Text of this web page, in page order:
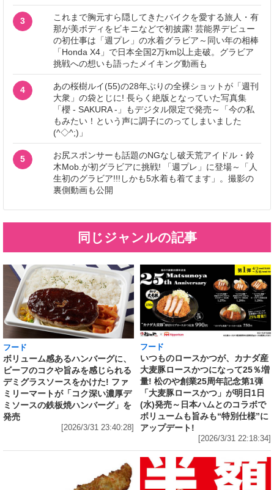
3
これまで胸元すら隠してきたバイクを愛する旅人・有
那が美ボディをビキニなどで初披露! 芸能界デビュー
の初仕事は「週プレ」の水着グラビア～同い年の相棒
「Honda X4」で日本全国2万km以上走破。グラビア
挑戦への想いも語ったメイキング動画も
4
あの桜樹ルイ(55)の28年ぶりの全裸ショットが「週刊
大衆」の袋とじに! 長らく絶版となっていた写真集
「櫻 - SAKURA -」もデジタル限定で発売～「今の私
もみたい！という声に調子にのってしまいました
(^◇^;)」
5
お尻スポンサーも話題のNGなし破天荒アイドル・鈴
木Mob.が初グラビアに挑戦! 「週プレ」に登場～「人
生初のグラビア!!!しかも5水着も着てます」。撮影の
裏側動画も公開
同じジャンルの記事
フード
ボリューム感あるハンバーグに、
ビーフのコクや旨みを感じられる
デミグラスソースをかけた! ファ
ミリーマートが「コク深い濃厚デ
ミソースの鉄板焼ハンバーグ」を
発売
[2026/3/31 23:40:28]
フード
いつものロースかつが、カナダ産
大麦豚ロースかつになって25％増
量! 松のや創業25周年記念第1弾
「大麦豚ロースかつ」が明日1日
(水)発売～日本ハムとのコラボで
ボリュームも旨みも“特別仕様”に
アップデート!
[2026/3/31 22:18:34]